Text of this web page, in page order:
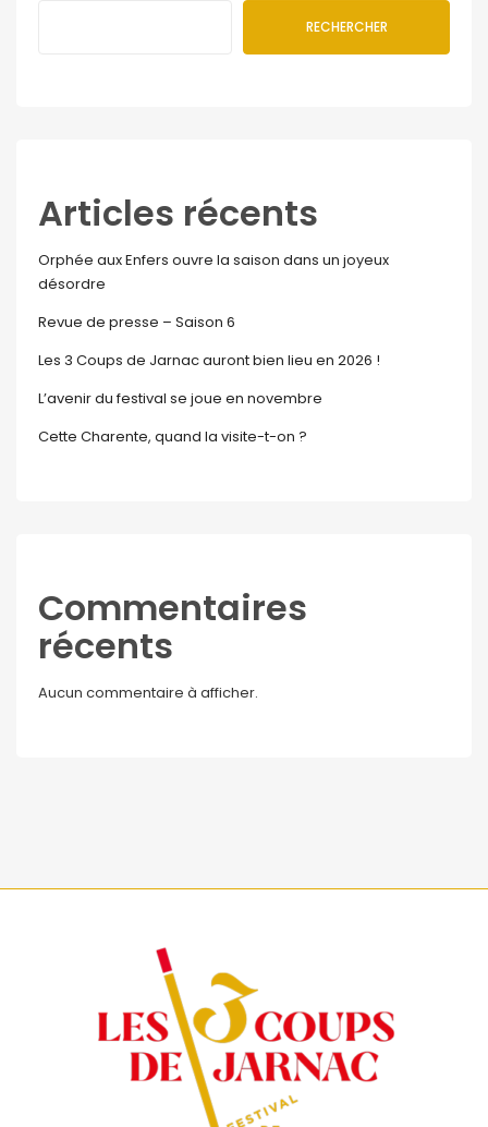
RECHERCHER
Articles récents
Orphée aux Enfers ouvre la saison dans un joyeux
désordre
Revue de presse – Saison 6
Les 3 Coups de Jarnac auront bien lieu en 2026 !
L’avenir du festival se joue en novembre
Cette Charente, quand la visite-t-on ?
Commentaires
récents
Aucun commentaire à afficher.